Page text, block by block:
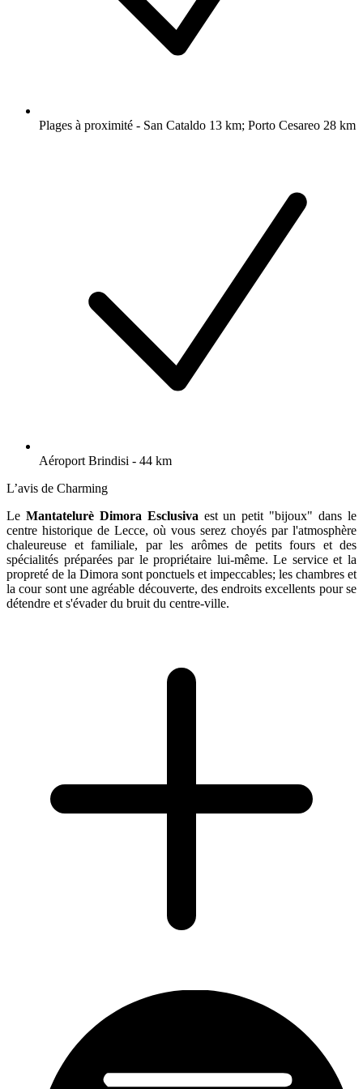
Plages à proximité - San Cataldo 13 km; Porto Cesareo 28 km
Aéroport Brindisi - 44 km
L’avis de Charming
Le Mantatelurè Dimora Esclusiva est un petit "bijoux" dans le
centre historique de Lecce, où vous serez choyés par l'atmosphère
chaleureuse et familiale, par les arômes de petits fours et des
spécialités préparées par le propriétaire lui-même. Le service et la
propreté de la Dimora sont ponctuels et impeccables; les chambres et
la cour sont une agréable découverte, des endroits excellents pour se
détendre et s'évader du bruit du centre-ville.